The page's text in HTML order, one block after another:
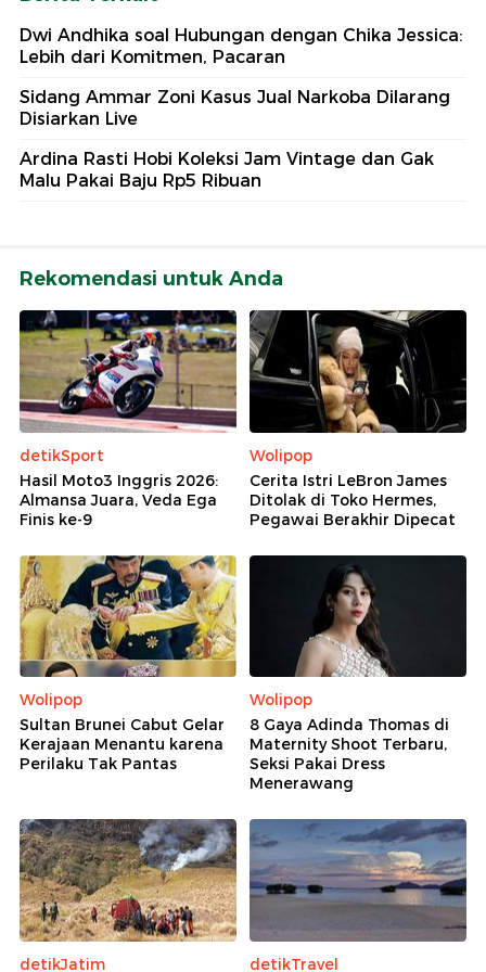
Dwi Andhika soal Hubungan dengan Chika Jessica:
Lebih dari Komitmen, Pacaran
Sidang Ammar Zoni Kasus Jual Narkoba Dilarang
Disiarkan Live
Ardina Rasti Hobi Koleksi Jam Vintage dan Gak
Malu Pakai Baju Rp5 Ribuan
Rekomendasi untuk Anda
detikSport
Hasil Moto3 Inggris 2026:
Almansa Juara, Veda Ega
Finis ke-9
Wolipop
Cerita Istri LeBron James
Ditolak di Toko Hermes,
Pegawai Berakhir Dipecat
Wolipop
Sultan Brunei Cabut Gelar
Kerajaan Menantu karena
Perilaku Tak Pantas
Wolipop
8 Gaya Adinda Thomas di
Maternity Shoot Terbaru,
Seksi Pakai Dress
Menerawang
detikJatim detikTravel